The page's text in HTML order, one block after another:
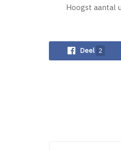
Hoogst aantal
Deel 2